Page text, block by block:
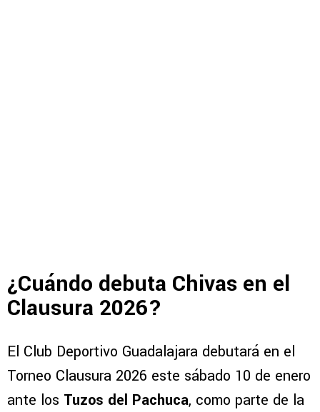
¿Cuándo debuta Chivas en el
Clausura 2026?
El Club Deportivo Guadalajara debutará en el
Torneo Clausura 2026 este sábado 10 de enero
ante los Tuzos del Pachuca, como parte de la